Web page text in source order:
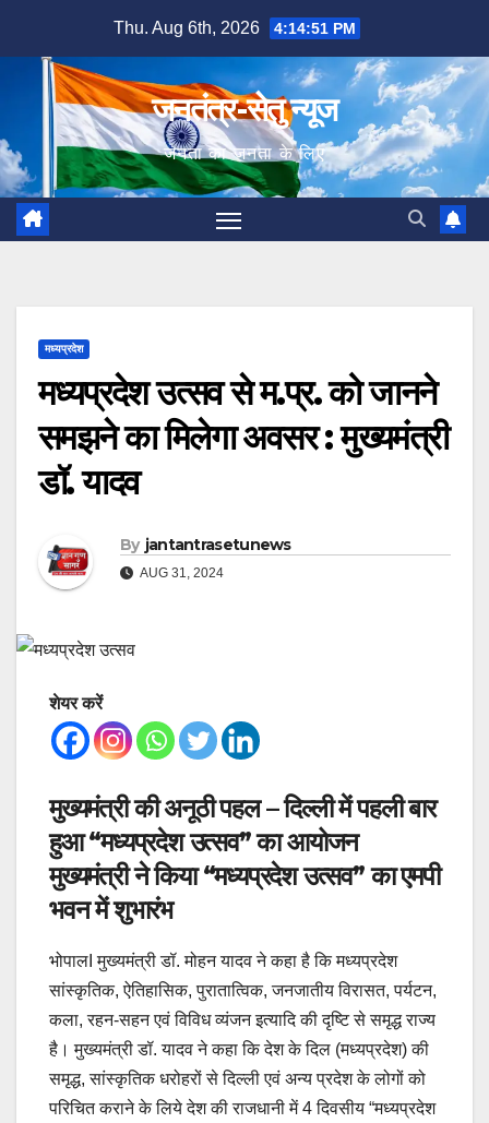
content
Thu. Aug 6th, 2026 4:14:52 PM
जनतंत्र-सेतु न्यूज
जनता का जनता के लिए
मध्यप्रदेश
मध्यप्रदेश उत्सव से म.प्र. को जानने
समझने का मिलेगा अवसर : मुख्यमंत्री
डॉ. यादव
By jantantrasetunews
AUG 31, 2024
शेयर करें
मुख्यमंत्री की अनूठी पहल – दिल्ली में पहली बार
हुआ “मध्यप्रदेश उत्सव” का आयोजन
मुख्यमंत्री ने किया “मध्यप्रदेश उत्सव” का एमपी
भवन में शुभारंभ
भोपालI मुख्यमंत्री डॉ. मोहन यादव ने कहा है कि मध्यप्रदेश
सांस्कृतिक, ऐतिहासिक, पुरातात्विक, जनजातीय विरासत, पर्यटन,
कला, रहन-सहन एवं विविध व्यंजन इत्यादि की दृष्टि से समृद्ध राज्य
है। मुख्यमंत्री डॉ. यादव ने कहा कि देश के दिल (मध्यप्रदेश) की
समृद्ध, सांस्कृतिक धरोहरों से दिल्ली एवं अन्य प्रदेश के लोगों को
परिचित कराने के लिये देश की राजधानी में 4 दिवसीय “मध्यप्रदेश